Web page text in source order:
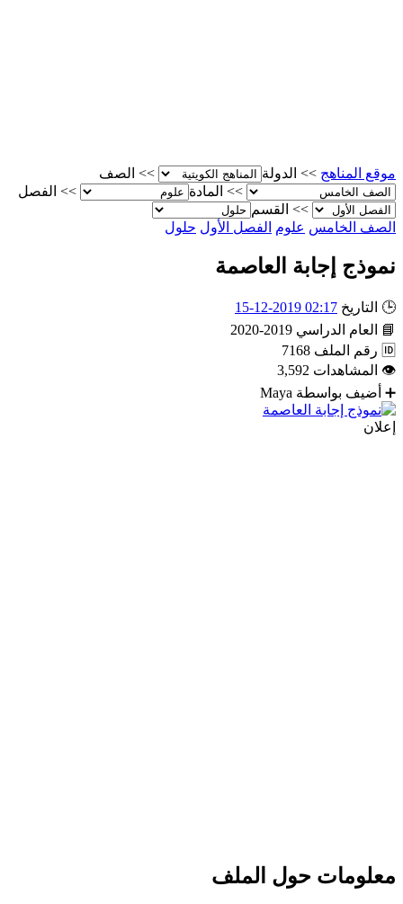
موقع المناهج >> الدولة >>
الصف
>>
المادة >>
الفصل
>>
القسم
الصف الخامس علوم الفصل الأول حلول
نموذج إجابة العاصمة
🕒 التاريخ 02:17 2019-12-15
📘
العام الدراسي 2019-2020
🆔 رقم الملف 7168
👁
المشاهدات 3,592
➕
أضيف بواسطة Maya
إعلان
معلومات حول الملف